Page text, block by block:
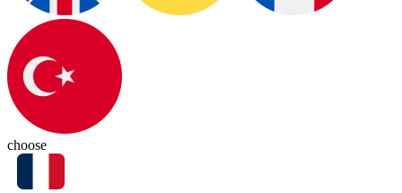
choose